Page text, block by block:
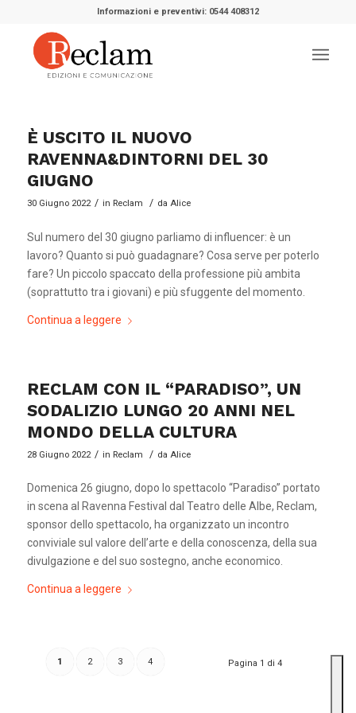
Informazioni e preventivi: 0544 408312
È USCITO IL NUOVO
RAVENNA&DINTORNI DEL 30
GIUGNO
30 Giugno 2022 / in Reclam / da Alice
Sul numero del 30 giugno parliamo di influencer: è un
lavoro? Quanto si può guadagnare? Cosa serve per poterlo
fare? Un piccolo spaccato della professione più ambita
(soprattutto tra i giovani) e più sfuggente del momento.
Continua a leggere
RECLAM CON IL “PARADISO”, UN
SODALIZIO LUNGO 20 ANNI NEL
MONDO DELLA CULTURA
28 Giugno 2022 / in Reclam / da Alice
Domenica 26 giugno, dopo lo spettacolo “Paradiso” portato
in scena al Ravenna Festival dal Teatro delle Albe, Reclam,
sponsor dello spettacolo, ha organizzato un incontro
conviviale sul valore dell’arte e della conoscenza, della sua
divulgazione e del suo sostegno, anche economico.
Continua a leggere
Pagina 1 di 4
1 2 3 4